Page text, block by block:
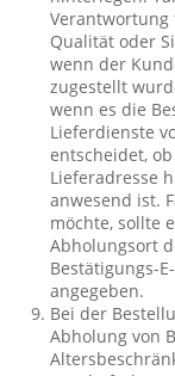
Qualität oder
wenn der
zugestellt
wenn es die
Lieferdienste
entscheidet,
Lieferadresse
anwesend ist.
möchte, sollte
Abholungsort
Bestätigungs-
angegeben.
Bei der
Abholung von